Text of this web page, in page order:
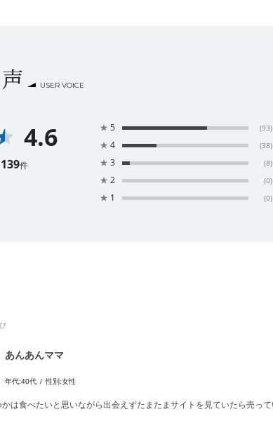
USER VOICE
4.6
139件
★ 5 (93)
★ 4 (38)
★ 3 (8)
★ 2 (0)
★ 1 (0)
あんあんママ
年代:40代 性別:女性
は食べたいと思いながら出会えずたまたまサイトを見ていたら売っ